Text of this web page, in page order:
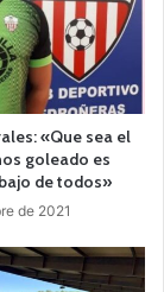
«Que sea el
goleado es
de todos»
de 2021